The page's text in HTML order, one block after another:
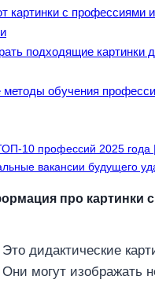
картинки с профессиями
подходящие картинки
методы обучения
10 профессий 2025 года |
вакансии будущего
про картинки с
Это дидактические
Они могут изображать